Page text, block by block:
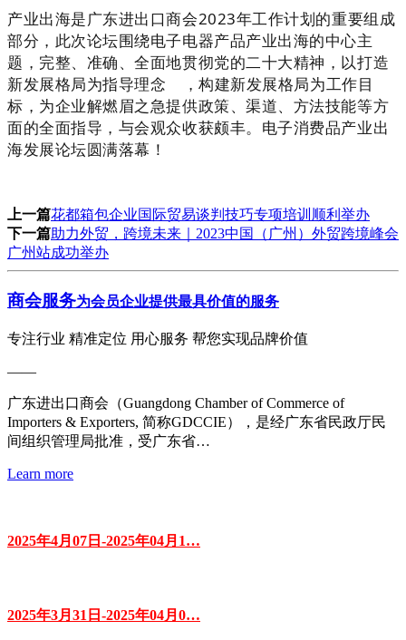
产业出海是广东进出口商会2023年工作计划的重要组成
部分，此次论坛围绕电子电器产品产业出海的中心主
题，完整、准确、全面地贯彻党的二十大精神，以打造
新发展格局为指导理念 ，构建新发展格局为工作目
标， 为企业解燃眉之急提供政策、渠道、方法技能等方
面的全面指导， 与会观众收获颇丰。 电子消费品产业出
海发展论坛圆满落幕！
上一篇花都箱包企业国际贸易谈判技巧专项培训顺利举办
下一篇助力外贸，跨境未来｜2023中国（广州）外贸跨境峰会
广州站成功举办
商会服务为会员企业提供最具价值的服务
专注行业 精准定位 用心服务 帮您实现品牌价值
——
广东进出口商会（Guangdong Chamber of Commerce of
Importers & Exporters, 简称GDCCIE），是经广东省民政厅民
间组织管理局批准，受广东省…
Learn more
2025年4月07日-2025年04月1…
2025年3月31日-2025年04月0…